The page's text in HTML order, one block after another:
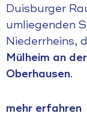
Duisburger
umliegenden
Niederrheins,
Mülheim an
Oberhausen.
mehr erfahren